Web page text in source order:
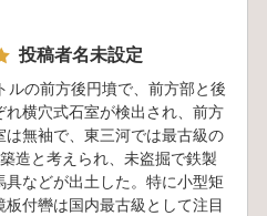
投稿者名未設定
ルの前方後円墳で、前方部と後
れ横穴式石室が検出され、前方
は無袖で、東三河では最古級の
造と考えられ、未盗掘で鉄製
具などが出土した。特に小型矩
板付轡は国内最古級として注目